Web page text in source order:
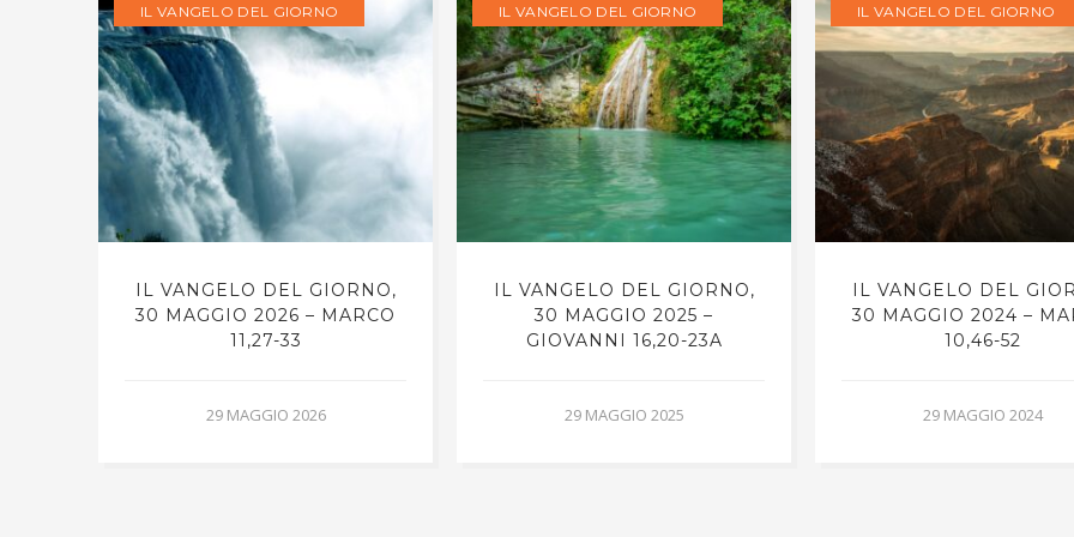
IL VANGELO DEL GIORNO
IL VANGELO DEL GIORNO,
30 MAGGIO 2026 – MARCO
11,27-33
29 MAGGIO 2026
IL VANGELO DEL GIORNO
IL VANGELO DEL GIORNO,
30 MAGGIO 2025 –
GIOVANNI 16,20-23A
29 MAGGIO 2025
IL VANGELO DEL GIORNO
IL VANGELO DEL
30 MAGGIO 2024 –
10,46-52
29 MAGGIO 2024